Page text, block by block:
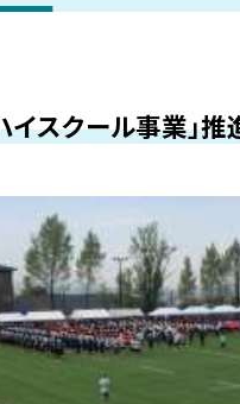
スクール事業」推